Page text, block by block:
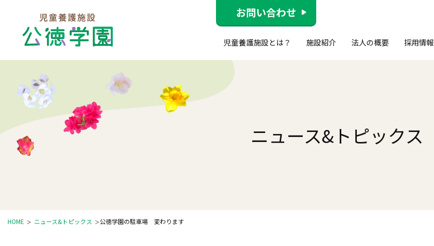
お問い合わせ
児童養護施設とは？ 施設紹介 法人の概要 採用情報
ニュース&トピックス
HOME ニュース&トピックス 公徳学園の駐車場 変わります